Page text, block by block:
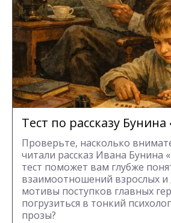
Тест по рассказу
Проверьте, насколько
читали рассказ Ивана Бунина
тест поможет вам глубже
взаимоотношений взрослых и
мотивы поступков главных
погрузиться в тонкий
прозы?